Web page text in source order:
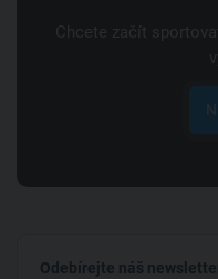
Odebírejte náš